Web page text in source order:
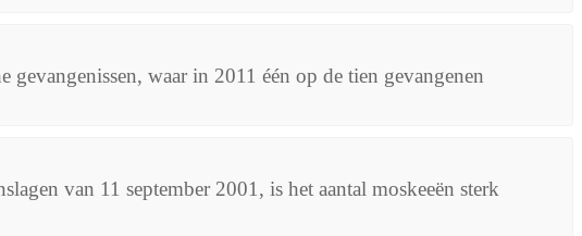
waar in 2011 één op de tien gevangenen
van 11 september 2001, is het aantal moskeeën sterk